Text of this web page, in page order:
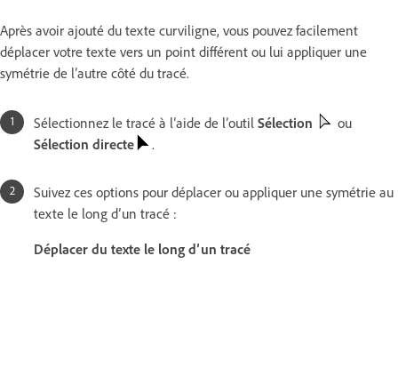
Après avoir ajouté du texte curviligne, vous pouvez facilement
déplacer votre texte vers un point différent ou lui appliquer une
symétrie de l’autre côté du tracé.
Sélectionnez le tracé à l’aide de l’outil Sélection
ou
Sélection directe
.
Suivez ces options pour déplacer ou appliquer une symétrie au
texte le long d’un tracé :
Déplacer du texte le long d’un tracé